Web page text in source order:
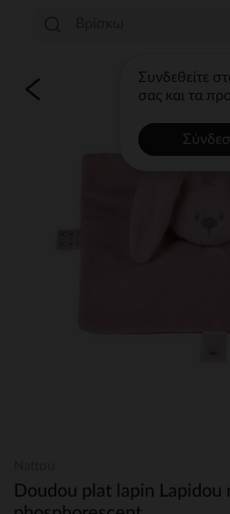
Συνδεθείτε
σας και τα
Doudou plat lapin Lapidou